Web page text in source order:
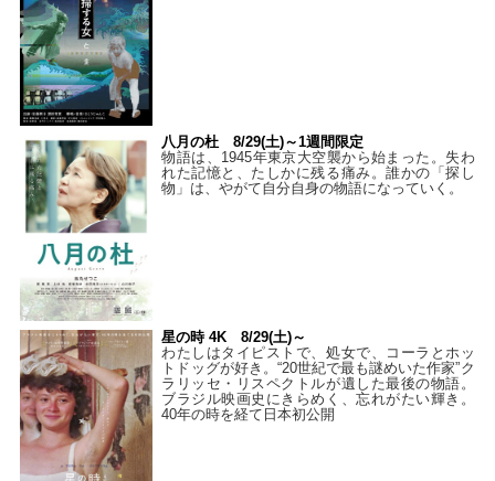
八月の杜 8/29(土)～1週間限定
物語は、1945年東京大空襲から始まった。失わ
れた記憶と、たしかに残る痛み。誰かの「探し
物」は、やがて自分自身の物語になっていく。
星の時 4K 8/29(土)～
わたしはタイピストで、処⼥で、コーラとホッ
トドッグが好き。“20世紀で最も謎めいた作家”ク
ラリッセ・リスペクトルが遺した最後の物語。
ブラジル映画史にきらめく、忘れがたい輝き。
40年の時を経て⽇本初公開